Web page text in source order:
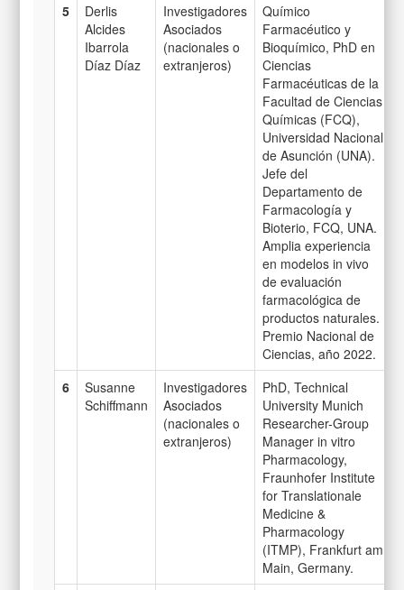
5
Derlis
Alcides
Ibarrola
Díaz Díaz
Investigadores
Asociados
(nacionales o
extranjeros)
Químico
Farmacéutico y
Bioquímico, PhD en
Ciencias
Farmacéuticas de la
Facultad de Ciencias
Químicas (FCQ),
Universidad Nacional
de Asunción (UNA).
Jefe del
Departamento de
Farmacología y
Bioterio, FCQ, UNA.
Amplia experiencia
en modelos in vivo
de evaluación
farmacológica de
productos naturales.
Premio Nacional de
Ciencias, año 2022.
6
Susanne
Schiffmann
Investigadores
Asociados
(nacionales o
extranjeros)
PhD, Technical
University Munich
Researcher-Group
Manager in vitro
Pharmacology,
Fraunhofer Institute
for Translationale
Medicine &
Pharmacology
(ITMP), Frankfurt am
Main, Germany.